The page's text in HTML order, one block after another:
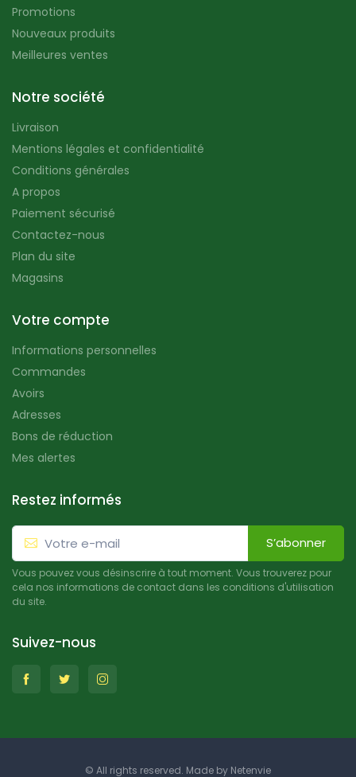
Promotions
Nouveaux produits
Meilleures ventes
Notre société
Livraison
Mentions légales et confidentialité
Conditions générales
A propos
Paiement sécurisé
Contactez-nous
Plan du site
Magasins
Votre compte
Informations personnelles
Commandes
Avoirs
Adresses
Bons de réduction
Mes alertes
Restez informés
S’abonner
Vous pouvez vous désinscrire à tout moment. Vous trouverez pour
cela nos informations de contact dans les conditions d'utilisation
du site.
Suivez-nous
© All rights reserved. Made by Netenvie